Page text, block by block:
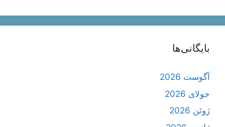
بایگانی‌ها
آگوست 2026
جولای 2026
ژوئن 2026